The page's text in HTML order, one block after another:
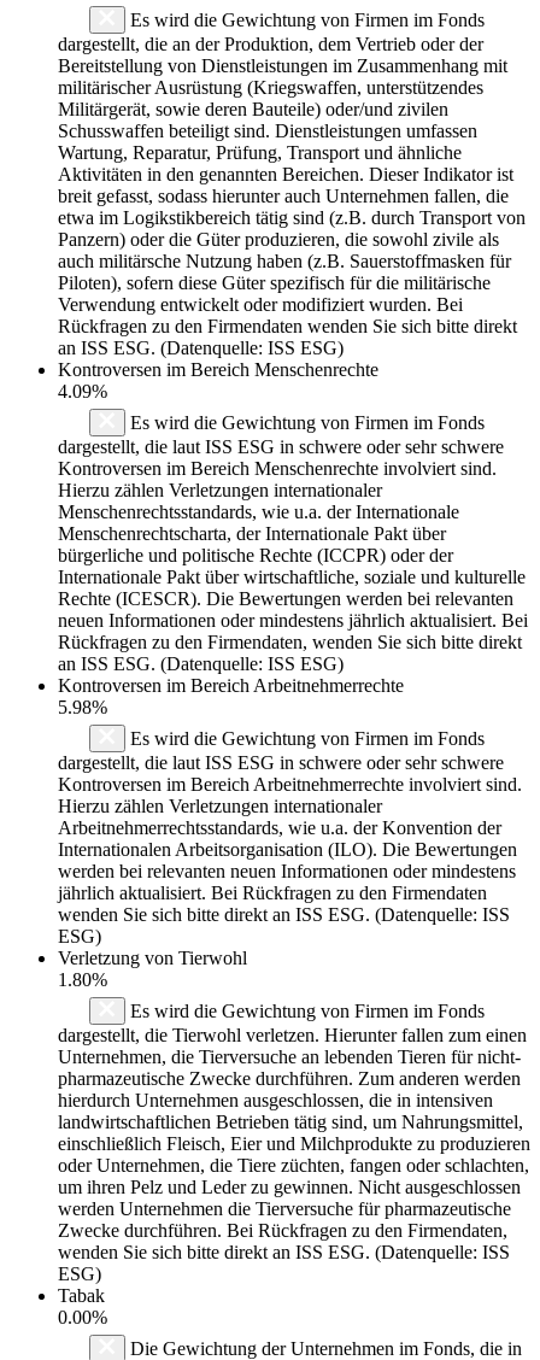
Es wird die Gewichtung von Firmen im Fonds
dargestellt, die an der Produktion, dem Vertrieb oder der
Bereitstellung von Dienstleistungen im Zusammenhang mit
militärischer Ausrüstung (Kriegswaffen, unterstützendes
Militärgerät, sowie deren Bauteile) oder/und zivilen
Schusswaffen beteiligt sind. Dienstleistungen umfassen
Wartung, Reparatur, Prüfung, Transport und ähnliche
Aktivitäten in den genannten Bereichen. Dieser Indikator ist
breit gefasst, sodass hierunter auch Unternehmen fallen, die
etwa im Logikstikbereich tätig sind (z.B. durch Transport von
Panzern) oder die Güter produzieren, die sowohl zivile als
auch militärsche Nutzung haben (z.B. Sauerstoffmasken für
Piloten), sofern diese Güter spezifisch für die militärische
Verwendung entwickelt oder modifiziert wurden. Bei
Rückfragen zu den Firmendaten wenden Sie sich bitte direkt
an ISS ESG. (Datenquelle: ISS ESG)
Kontroversen im Bereich Menschenrechte
4.09%
Es wird die Gewichtung von Firmen im Fonds
dargestellt, die laut ISS ESG in schwere oder sehr schwere
Kontroversen im Bereich Menschenrechte involviert sind.
Hierzu zählen Verletzungen internationaler
Menschenrechtsstandards, wie u.a. der Internationale
Menschenrechtscharta, der Internationale Pakt über
bürgerliche und politische Rechte (ICCPR) oder der
Internationale Pakt über wirtschaftliche, soziale und kulturelle
Rechte (ICESCR). Die Bewertungen werden bei relevanten
neuen Informationen oder mindestens jährlich aktualisiert. Bei
Rückfragen zu den Firmendaten, wenden Sie sich bitte direkt
an ISS ESG. (Datenquelle: ISS ESG)
Kontroversen im Bereich Arbeitnehmerrechte
5.98%
Es wird die Gewichtung von Firmen im Fonds
dargestellt, die laut ISS ESG in schwere oder sehr schwere
Kontroversen im Bereich Arbeitnehmerrechte involviert sind.
Hierzu zählen Verletzungen internationaler
Arbeitnehmerrechtsstandards, wie u.a. der Konvention der
Internationalen Arbeitsorganisation (ILO). Die Bewertungen
werden bei relevanten neuen Informationen oder mindestens
jährlich aktualisiert. Bei Rückfragen zu den Firmendaten
wenden Sie sich bitte direkt an ISS ESG. (Datenquelle: ISS
ESG)
Verletzung von Tierwohl
1.80%
Es wird die Gewichtung von Firmen im Fonds
dargestellt, die Tierwohl verletzen. Hierunter fallen zum einen
Unternehmen, die Tierversuche an lebenden Tieren für nicht-
pharmazeutische Zwecke durchführen. Zum anderen werden
hierdurch Unternehmen ausgeschlossen, die in intensiven
landwirtschaftlichen Betrieben tätig sind, um Nahrungsmittel,
einschließlich Fleisch, Eier und Milchprodukte zu produzieren
oder Unternehmen, die Tiere züchten, fangen oder schlachten,
um ihren Pelz und Leder zu gewinnen. Nicht ausgeschlossen
werden Unternehmen die Tierversuche für pharmazeutische
Zwecke durchführen. Bei Rückfragen zu den Firmendaten,
wenden Sie sich bitte direkt an ISS ESG. (Datenquelle: ISS
ESG)
Tabak
0.00%
Die Gewichtung der Unternehmen im Fonds, die in